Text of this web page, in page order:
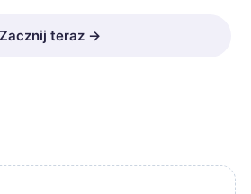
Zacznij teraz →